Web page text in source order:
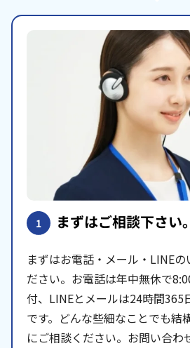
1 まずはご相談下さい。
まずはお電話・メール・LINE
ださい。お電話は年中無休で
付、LINEとメールは24時間365
です。どんな些細なことでも結
にご相談ください。お問い合わ